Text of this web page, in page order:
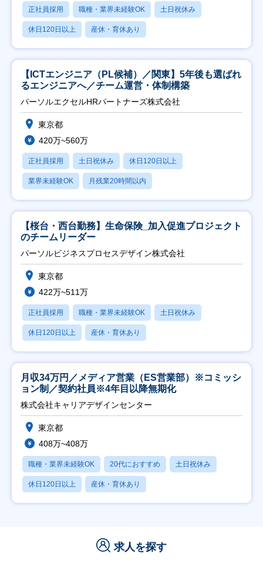
正社員採用 職種・業界未経験OK 土日祝休み
休日120日以上 産休・育休あり
【ICTエンジニア（PL候補）／関東】5年後も選ばれ
るエンジニアへ／チーム運営・体制構築
パーソルエクセルHRパートナーズ株式会社
東京都
420万~560万
正社員採用 土日祝休み 休日120日以上
業界未経験OK 月残業20時間以内
【桜台・西台勤務】生命保険_加入促進プロジェクト
のチームリーダー
パーソルビジネスプロセスデザイン株式会社
東京都
422万~511万
正社員採用 職種・業界未経験OK 土日祝休み
休日120日以上 産休・育休あり
月収34万円／メディア営業（ES営業部）※コミッシ
ョン制／契約社員※4年目以降無期化
株式会社キャリアデザインセンター
東京都
408万~408万
職種・業界未経験OK 20代におすすめ 土日祝休み
休日120日以上 産休・育休あり
求人を探す